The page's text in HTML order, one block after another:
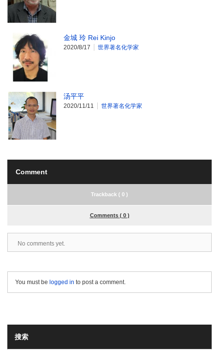
金城 玲 Rei Kinjo
2020/8/17 世界著名化学家
汤平平
2020/11/11 世界著名化学家
Comment
Trackback ( 0 )
Comments ( 0 )
No comments yet.
You must be logged in to post a comment.
搜索